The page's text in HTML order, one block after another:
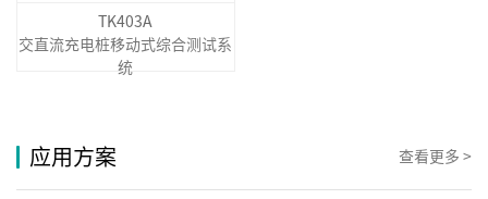
TK403A
交直流充电桩移动式综合测试系
统
应用方案 查看更多 >